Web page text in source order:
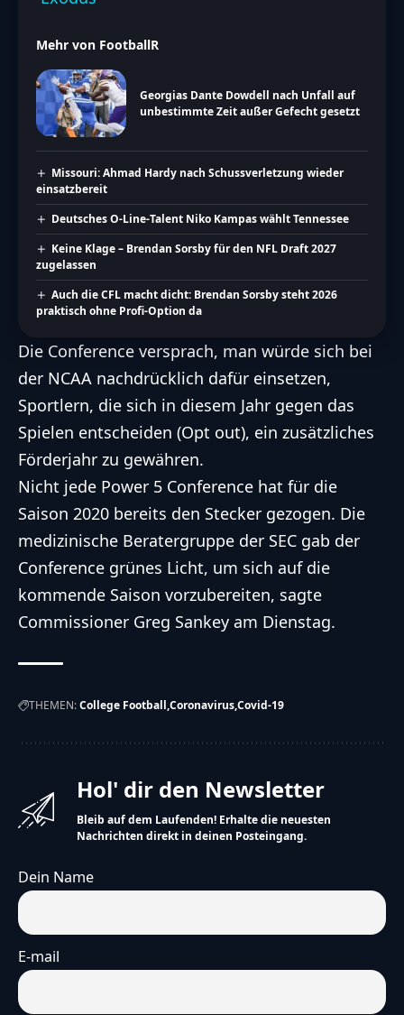
Mehr von FootballR
Georgias Dante Dowdell nach Unfall auf
unbestimmte Zeit außer Gefecht gesetzt
Missouri: Ahmad Hardy nach Schussverletzung wieder
einsatzbereit
Deutsches O-Line-Talent Niko Kampas wählt Tennessee
Keine Klage – Brendan Sorsby für den NFL Draft 2027
zugelassen
Auch die CFL macht dicht: Brendan Sorsby steht 2026
praktisch ohne Profi-Option da
Die Conference versprach, man würde sich bei
der NCAA nachdrücklich dafür einsetzen,
Sportlern, die sich in diesem Jahr gegen das
Spielen entscheiden (Opt out), ein zusätzliches
Förderjahr zu gewähren.
Nicht jede Power 5 Conference hat für die
Saison 2020 bereits den Stecker gezogen. Die
medizinische Beratergruppe der SEC gab der
Conference grünes Licht, um sich auf die
kommende Saison vorzubereiten, sagte
Commissioner Greg Sankey am Dienstag.
THEMEN:College Football CoronavirusCovid-19
Hol' dir den Newsletter
Bleib auf dem Laufenden! Erhalte die neuesten
Nachrichten direkt in deinen Posteingang.
Dein Name
E-mail